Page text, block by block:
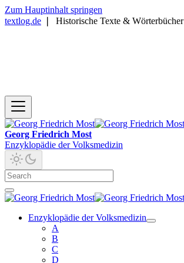
Zum Hauptinhalt springen
textlog.de
Historische Texte & Wörterbücher
Georg Friedrich Most
Enzyklopädie der Volksmedizin
Enzyklopädie der Volksmedizin
A
B
C
D